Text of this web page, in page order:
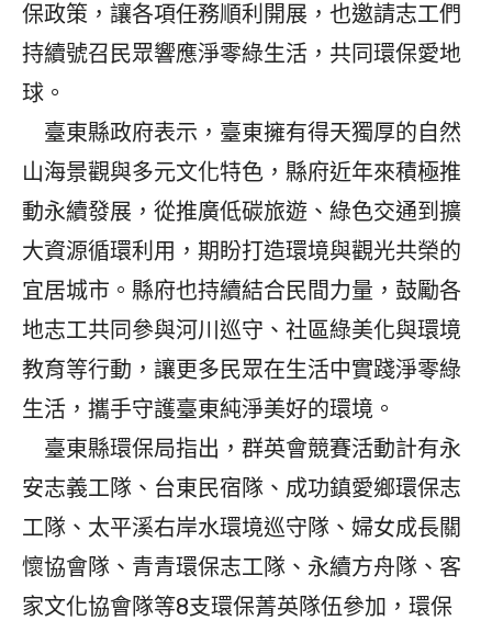
保政策，讓各項任務順利開展，也邀請志工們
持續號召民眾響應淨零綠生活，共同環保愛地
球。
臺東縣政府表示，臺東擁有得天獨厚的自然
山海景觀與多元文化特色，縣府近年來積極推
動永續發展，從推廣低碳旅遊、綠色交通到擴
大資源循環利用，期盼打造環境與觀光共榮的
宜居城市。縣府也持續結合民間力量，鼓勵各
地志工共同參與河川巡守、社區綠美化與環境
教育等行動，讓更多民眾在生活中實踐淨零綠
生活，攜手守護臺東純淨美好的環境。
臺東縣環保局指出，群英會競賽活動計有永
安志義工隊、台東民宿隊、成功鎮愛鄉環保志
工隊、太平溪右岸水環境巡守隊、婦女成長關
懷協會隊、青青環保志工隊、永續方舟隊、客
家文化協會隊等8支環保菁英隊伍參加，環保